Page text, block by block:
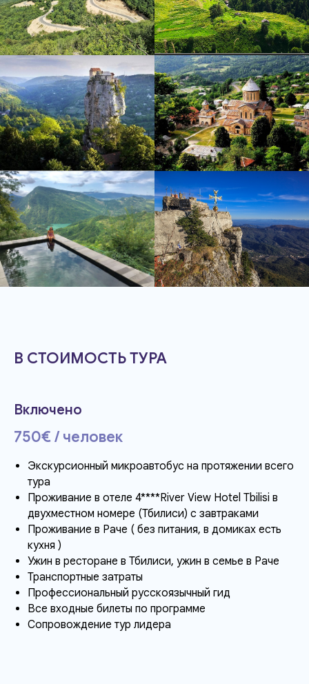
В СТОИМОСТЬ ТУРА
Включено
750€ / человек
Экскурсионный микроавтобус на протяжении всего
тура
Проживание в отеле 4****River View Hotel Tbilisi в
двухместном номере (Тбилиси) с завтраками
Проживание в Раче ( без питания, в домиках есть
кухня )
Ужин в ресторане в Тбилиси, ужин в семье в Раче
Транспортные затраты
Профессиональный русскоязычный гид
Все входные билеты по программе
Сопровождение тур лидера